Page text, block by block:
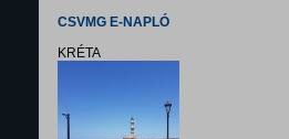
CSVMG E-NAPLÓ
KRÉTA